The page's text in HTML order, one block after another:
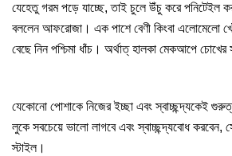
যেহেতু গরম পড়ে যাচ্ছে, তাই চুলে উঁচু করে পনিটেইল
বললেন আফরোজা। এক পাশে বেণী কিংবা এলোমেলো
বেছে নিন পশ্চিমা ধাঁচ। অর্থাত্ হালকা মেকআপে
যেকোনো পোশাকে নিজের ইচ্ছা এবং স্বাচ্ছন্দ্যকেই
লুকে সবচেয়ে ভালো লাগবে এবং স্বাচ্ছন্দ্যবোধ করবেন,
স্টাইল।